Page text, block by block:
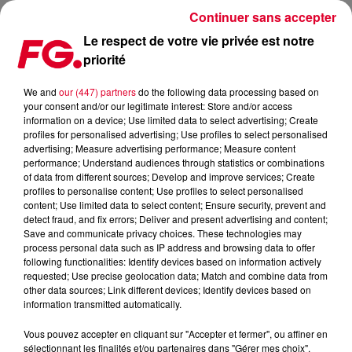
LES BONS PLANS TV DU MARDI 23 AVRIL
Publié : 23 avril 2019 à 16h09 par Julien Claude Penegry
Les bons plans TV, écrans et séries
sélectionnés par l'Happy Hour
Le respect de votre vie privée est notre
priorité
We and our (447) partnersdo the following data processing based on
your consent and/or our legitimate interest: Store and/or access
information on a device; Use limited data to select advertising; Create
profiles for personalised advertising; Use profiles to select personalised
advertising; Measure advertising performance; Measure content
performance; Understand audiences through statistics or combinations
of data from different sources; Develop and improve services; Create
profiles to personalise content; Use profiles to select personalised
content; Use limited data to select content; Ensure security, prevent and
detect fraud, and fix errors; Deliver and present advertising and content;
Save and communicate privacy choices. These technologies may
process personal data such as IP address and browsing data to offer
following functionalities: Identify devices based on information actively
requested; Use precise geolocation data; Match and combine data from
other data sources; Link different devices; Identify devices based on
information transmitted automatically.
Vous pouvez accepter en cliquant sur "Accepter et fermer", ou affiner en
sélectionnant les finalités et/ou partenaires dans "Gérer mes choix".
Continuer sans accepter